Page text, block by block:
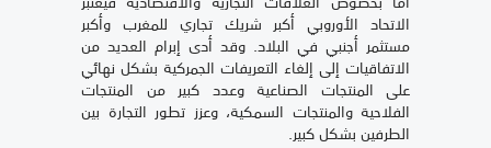
الاتحاد الأوروبي أكبر شريك تجاري للمغرب وأكبر
مستثمر أجنبي في البلاد. وقد أدى إبرام العديد من
الاتفاقيات إلى إلغاء التعريفات الجمركية بشكل نهائي
على المنتجات الصناعية وعدد كبير من المنتجات
الفلاحية والمنتجات السمكية، وعزز تطور التجارة بين
الطرفين بشكل كبير.